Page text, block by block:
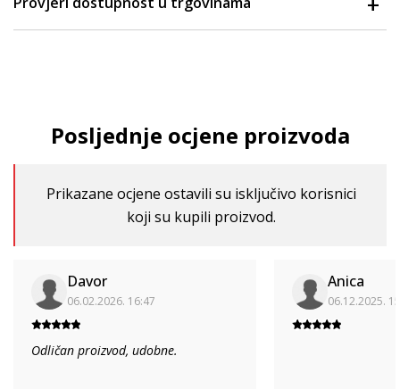
Posljednje ocjene proizvoda
Prikazane ocjene ostavili su isključivo korisnici
koji su kupili proizvod.
Davor
06.02.2026. 16:47
Odličan proizvod, udobne.
Anica
06.12.2025.